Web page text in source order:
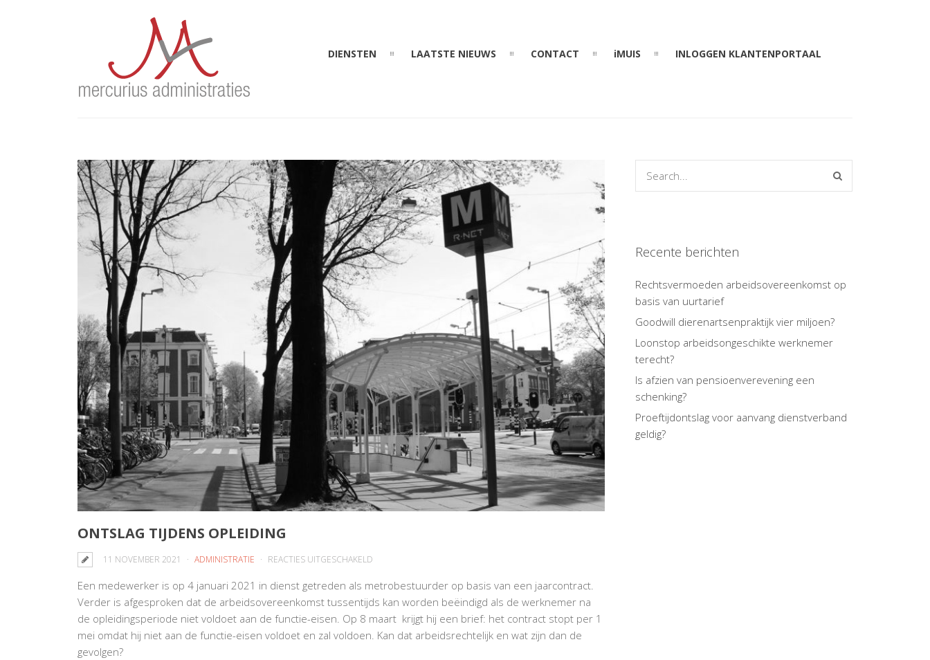
DIENSTEN LAATSTE NIEUWS CONTACT iMUIS INLOGGEN KLANTENPORTAAL
ONTSLAG TIJDENS OPLEIDING
11 NOVEMBER 2021 ADMINISTRATIE REACTIES UITGESCHAKELD
TIJDENS
OPLEIDING
Een medewerker is op 4 januari 2021 in dienst getreden als metrobestuurder op basis van een jaarcontract.
Verder is afgesproken dat de arbeidsovereenkomst tussentijds kan worden beëindigd als de werknemer na
de opleidingsperiode niet voldoet aan de functie-eisen. Op 8 maart krijgt hij een brief: het contract stopt per 1
mei omdat hij niet aan de functie-eisen voldoet en zal voldoen. Kan dat arbeidsrechtelijk en wat zijn dan de
gevolgen?
Recente berichten
Rechtsvermoeden arbeidsovereenkomst op
basis van uurtarief
Goodwill dierenartsenpraktijk vier miljoen?
Loonstop arbeidsongeschikte werknemer
terecht?
Is afzien van pensioenverevening een
schenking?
Proeftijdontslag voor aanvang dienstverband
geldig?